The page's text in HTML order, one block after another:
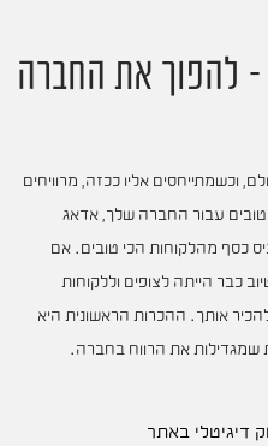
– להפוך את החברה
וכשמתייחסים אליו ככזה, מרוויחים
עבור החברה שלך, אדאג
כסף מהלקוחות הכי טובים. אם
כבר הייתה לצופים וללקוחות
אותך. ההכרות הראשונית היא
שמגדילות את הרווח בחברה.
דיגיטלי באתר